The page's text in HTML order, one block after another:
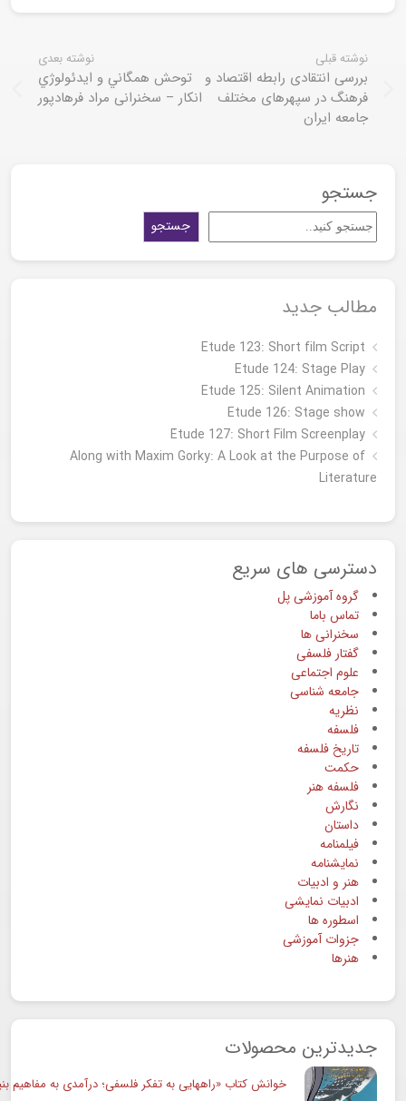
نوشته قبلی
بررسی انتقادی رابطه اقتصاد و
فرهنگ در سپهرهای مختلف
جامعه ایران
نوشته بعدی
توحش همگاني و ايدئولوژي
انكار – سخنرانی مراد فرهادپور
جستجو
جستجو
مطالب جدید
Etude 123: Short film Script
Etude 124: Stage Play
Etude 125: Silent Animation
Etude 126: Stage show
Étude 127: Short Film Screenplay
Along with Maxim Gorky: A Look at the Purpose of
Literature
دسترسی های سریع
گروه آموزشی پل
تماس باما
سخنرانی ها
گفتار فلسفی
علوم اجتماعی
جامعه شناسی
نظریه
فلسفه
تاریخ فلسفه
حکمت
فلسفه هنر
نگارش
داستان
فیلمنامه
نمایشنامه
هنر و ادبیات
ادبیات نمایشی
اسطوره ها
جزوات آموزشی
هنرها
جدیدترین محصولات
خوانش کتاب «راههایی به تفکر فلسفی؛ درآمدی به مفاهیم